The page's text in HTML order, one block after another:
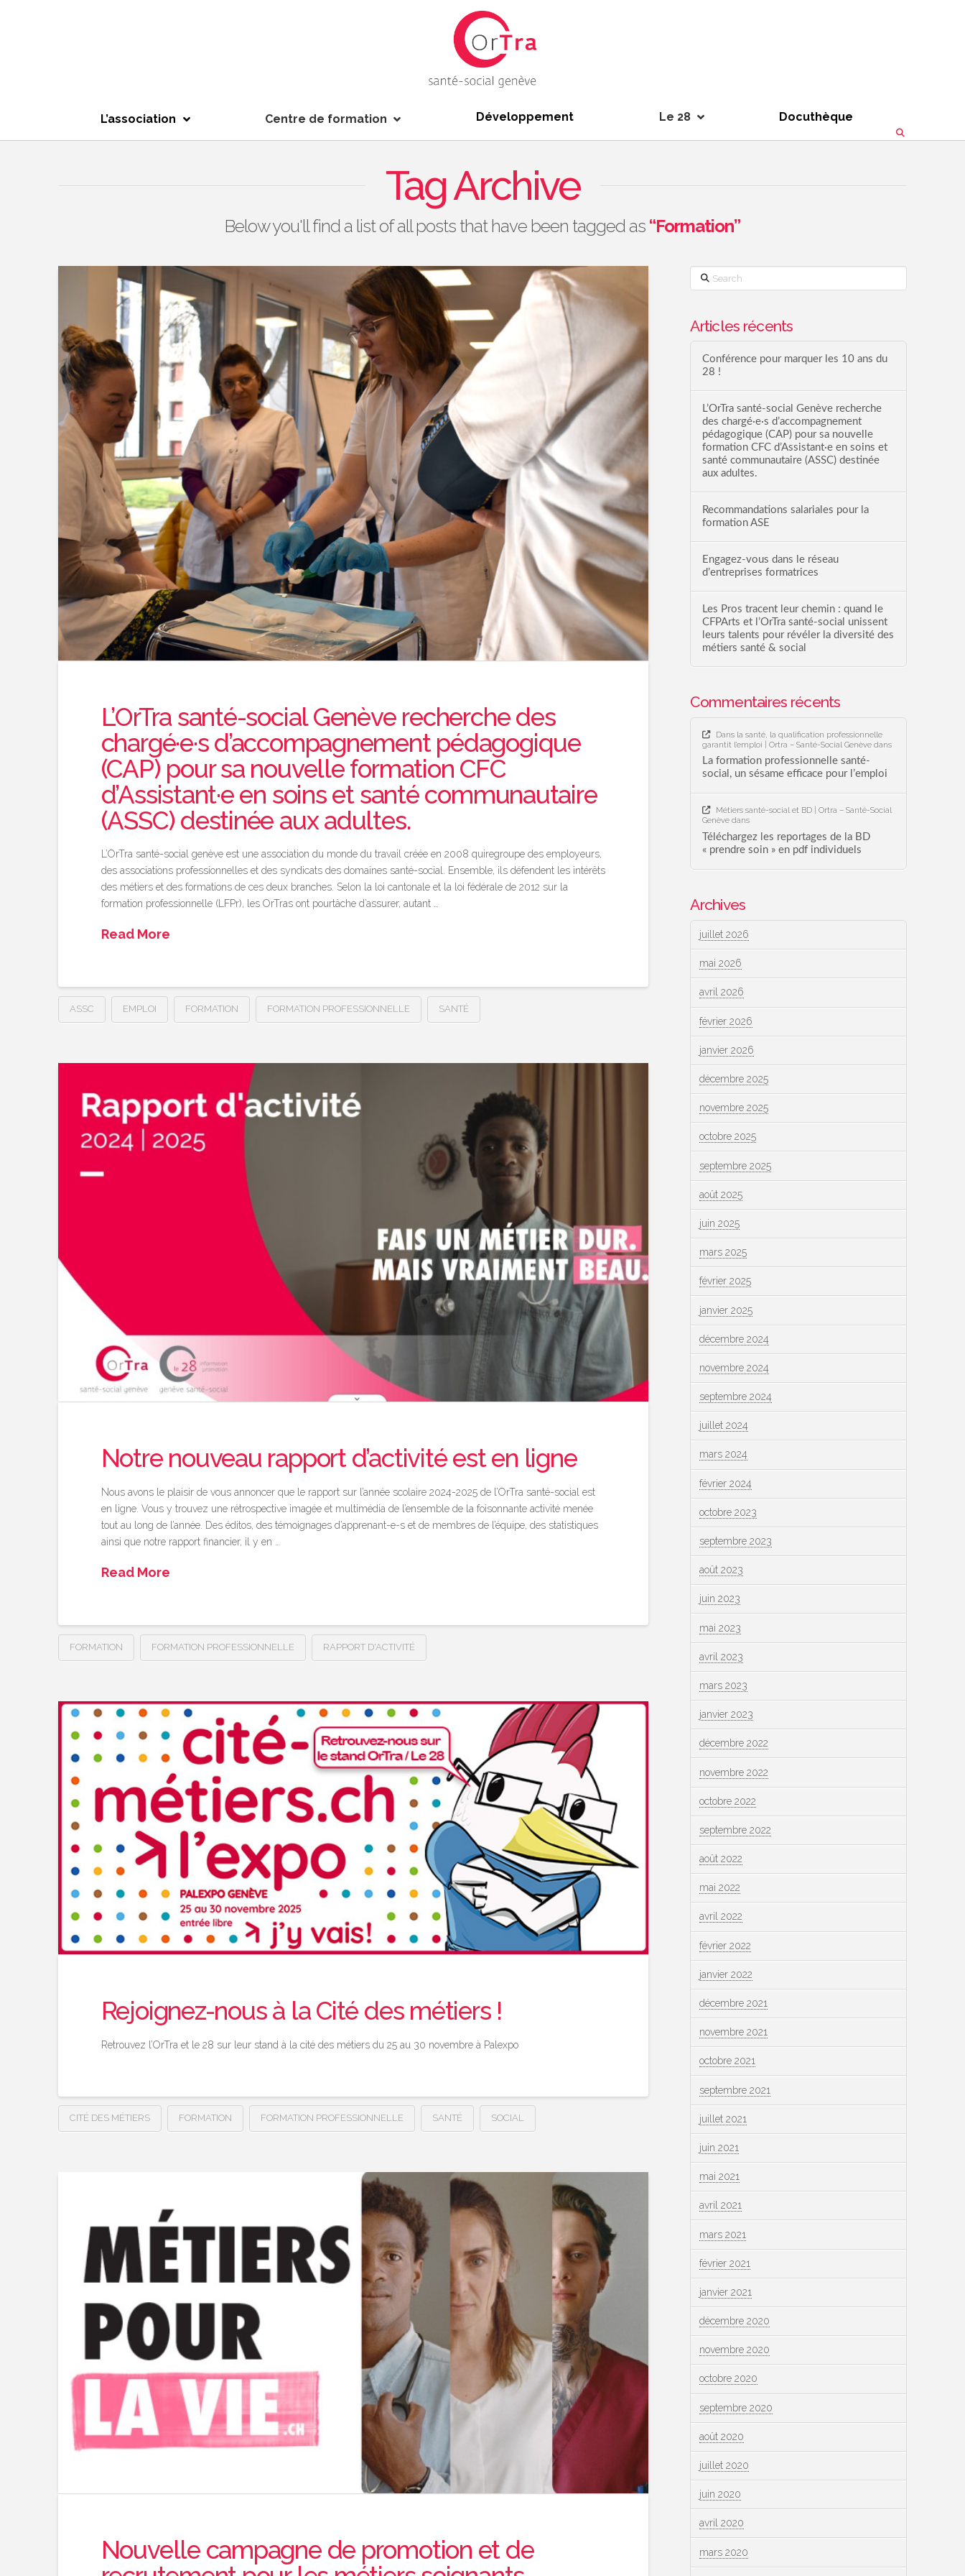
L’association Centre de formation Développement Le 28 Docuthèque
Tag Archive
Below you'll find a list of all posts that have been tagged as “Formation”
L’OrTra santé-social Genève recherche des
chargé·e·s d’accompagnement pédagogique
(CAP) pour sa nouvelle formation CFC
d’Assistant·e en soins et santé communautaire
(ASSC) destinée aux adultes.
L’OrTra santé-social genève est une association du monde du travail créée en 2008 quiregroupe des employeurs,
des associations professionnelles et des syndicats des domaines santé-social. Ensemble, ils défendent les intérêts
des métiers et des formations de ces deux branches. Selon la loi cantonale et la loi fédérale de 2012 sur la
formation professionnelle (LFPr), les OrTras ont pourtâche d’assurer, autant …
Read More
ASSC EMPLOI FORMATION FORMATION PROFESSIONNELLE SANTÉ
Notre nouveau rapport d’activité est en ligne
Nous avons le plaisir de vous annoncer que le rapport sur l’année scolaire 2024-2025 de l’OrTra santé-social est
en ligne. Vous y trouvez une rétrospective imagée et multimédia de l’ensemble de la foisonnante activité menée
tout au long de l’année. Des éditos, des témoignages d’apprenant-e-s et de membres de l’équipe, des statistiques
ainsi que notre rapport financier, il y en …
Read More
FORMATION FORMATION PROFESSIONNELLE RAPPORT D'ACTIVITÉ
Rejoignez-nous à la Cité des métiers !
Retrouvez l’OrTra et le 28 sur leur stand à la cité des métiers du 25 au 30 novembre à Palexpo
CITÉ DES MÉTIERS FORMATION FORMATION PROFESSIONNELLE SANTÉ SOCIAL
Nouvelle campagne de promotion et de
Search
Articles récents
Conférence pour marquer les 10 ans du
28 !
L’OrTra santé-social Genève recherche
des chargé·e·s d’accompagnement
pédagogique (CAP) pour sa nouvelle
formation CFC d’Assistant·e en soins et
santé communautaire (ASSC) destinée
aux adultes.
Recommandations salariales pour la
formation ASE
Engagez-vous dans le réseau
d’entreprises formatrices
Les Pros tracent leur chemin : quand le
CFPArts et l’OrTra santé-social unissent
leurs talents pour révéler la diversité des
métiers santé & social
Commentaires récents
Dans la santé, la qualification professionnelle
garantit l’emploi | Ortra – Santé-Social Genève dans
La formation professionnelle santé-
social, un sésame efficace pour l’emploi
Métiers santé-social et BD | Ortra – Santé-Social
Genève dans
Téléchargez les reportages de la BD
« prendre soin » en pdf individuels
Archives
juillet 2026
mai 2026
avril 2026
février 2026
janvier 2026
décembre 2025
novembre 2025
octobre 2025
septembre 2025
août 2025
juin 2025
mars 2025
février 2025
janvier 2025
décembre 2024
novembre 2024
septembre 2024
juillet 2024
mars 2024
février 2024
octobre 2023
septembre 2023
août 2023
juin 2023
mai 2023
avril 2023
mars 2023
janvier 2023
décembre 2022
novembre 2022
octobre 2022
septembre 2022
août 2022
mai 2022
avril 2022
février 2022
janvier 2022
décembre 2021
novembre 2021
octobre 2021
septembre 2021
juillet 2021
juin 2021
mai 2021
avril 2021
mars 2021
février 2021
janvier 2021
décembre 2020
novembre 2020
octobre 2020
septembre 2020
août 2020
juillet 2020
juin 2020
avril 2020
mars 2020